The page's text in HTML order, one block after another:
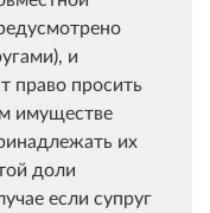
и
право просить
имуществе
их
доли
если супруг